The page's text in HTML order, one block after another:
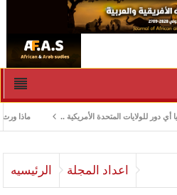
ماذا ورث جنوب المتحدة الأمريكية ..
الرئيسيه اعداد المجلة